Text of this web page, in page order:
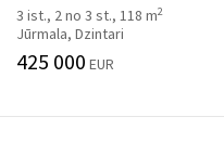
3 ist., 2 no 3 st., 118 m2
Jūrmala, Dzintari
425 000 EUR